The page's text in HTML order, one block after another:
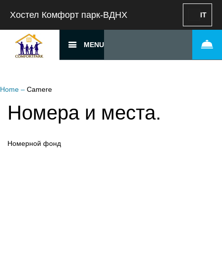
Хостел Комфорт парк-ВДНХ IT
MENU
Home – Camere
Номера и места.
Номерной фонд